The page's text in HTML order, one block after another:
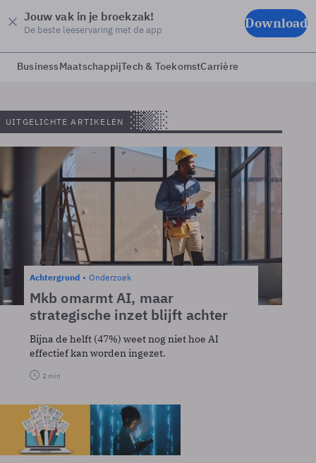
Jouw vak in je broekzak!
De beste leeservaring met de app Download
BusinessMaatschappijTech & ToekomstCarrière
UITGELICHTE ARTIKELEN
Achtergrond Onderzoek
Mkb omarmt AI, maar
strategische inzet blijft achter
Bijna de helft (47%) weet nog niet hoe AI
effectief kan worden ingezet.
2 min